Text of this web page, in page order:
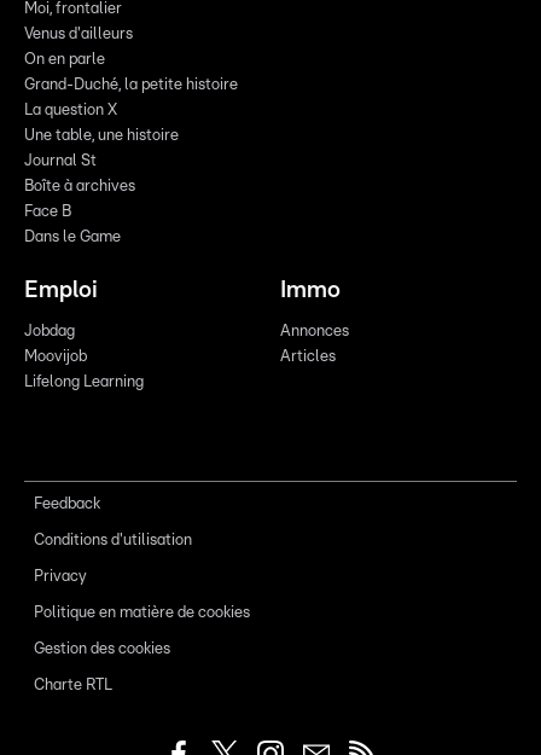
Moi, frontalier
Venus d'ailleurs
On en parle
Grand-Duché, la petite histoire
La question X
Une table, une histoire
Journal St
Boîte à archives
Face B
Dans le Game
Emploi
Jobdag
Moovijob
Lifelong Learning
Immo
Annonces
Articles
Feedback
Conditions d'utilisation
Privacy
Politique en matière de cookies
Gestion des cookies
Charte RTL